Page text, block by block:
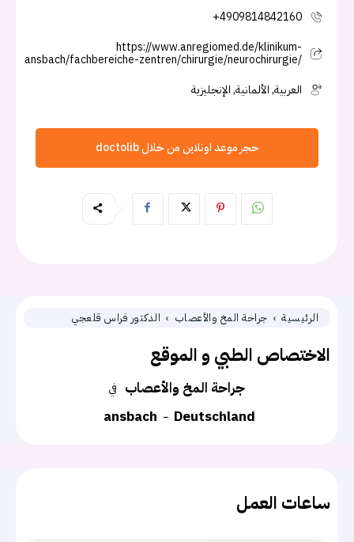
الرئيسية جراحة المخ والأعصاب الدكتور فراس قلعجي
الاختصاص الطبي و الموقع
في جراحة المخ والأعصاب
ansbach
Deutschland
ساعات العمل
+4909814842160
https://www.anregiomed.de/klinikum-
ansbach/fachbereiche-zentren/chirurgie/neurochirurgie/
العربية, الألمانية, الإنجليزية
حجز موعد اونلاين من خلال doctolib